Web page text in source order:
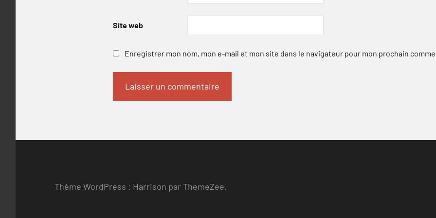
Site web
Enregistrer mon nom, mon e-mail et mon site dans le navigateur pour mon prochain
Thème WordPress : Harrison par ThemeZee.